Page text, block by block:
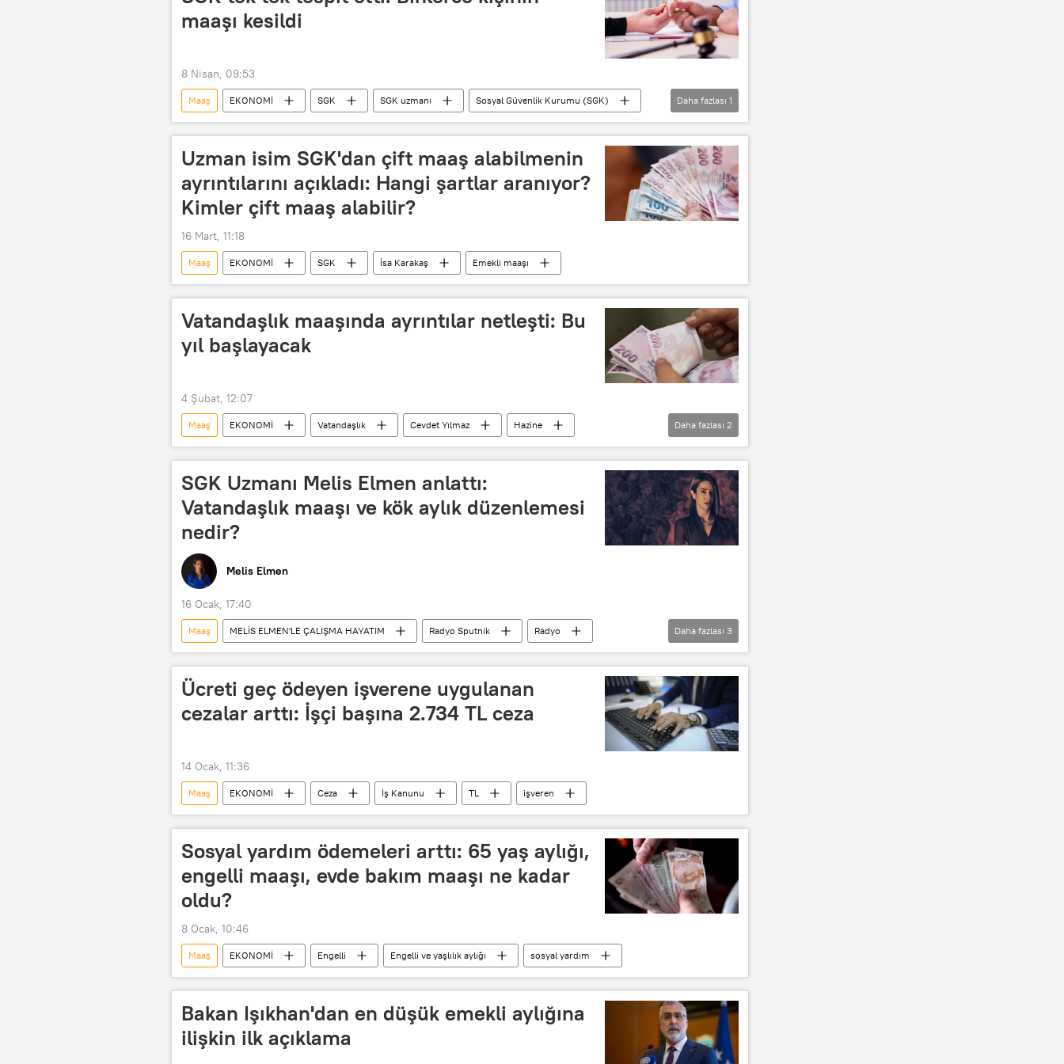
maaşı kesildi
8 Nisan, 09:53
Maaş EKONOMİ SGK SGK uzmanı
Sosyal Güvenlik Kurumu (SGK)
Kesinti
Daha fazlası 1
Uzman isim SGK'dan çift maaş alabilmenin
ayrıntılarını açıkladı: Hangi şartlar aranıyor?
Kimler çift maaş alabilir?
16 Mart, 11:18
Maaş EKONOMİ SGK İsa Karakaş Emekli maaşı
Vatandaşlık maaşında ayrıntılar netleşti: Bu
yıl başlayacak
4 Şubat, 12:07
Maaş EKONOMİ Vatandaşlık Cevdet Yılmaz
Hazine
Maliye Bakanlığı
TBMM
Daha fazlası 2
SGK Uzmanı Melis Elmen anlattı:
Vatandaşlık maaşı ve kök aylık düzenlemesi
nedir?
Melis Elmen
16 Ocak, 17:40
Maaş MELİS ELMEN'LE ÇALIŞMA HAYATIM Radyo Sputnik
Radyo
RADYO
Melis Elmen SGK düzenleme
Daha fazlası 3
Ücreti geç ödeyen işverene uygulanan
cezalar arttı: İşçi başına 2.734 TL ceza
14 Ocak, 11:36
Maaş EKONOMİ Ceza İş Kanunu TL işveren
Sosyal yardım ödemeleri arttı: 65 yaş aylığı,
engelli maaşı, evde bakım maaşı ne kadar
oldu?
8 Ocak, 10:46
Maaş EKONOMİ Engelli Engelli ve yaşlılık aylığı sosyal yardım
Bakan Işıkhan'dan en düşük emekli aylığına
ilişkin ilk açıklama